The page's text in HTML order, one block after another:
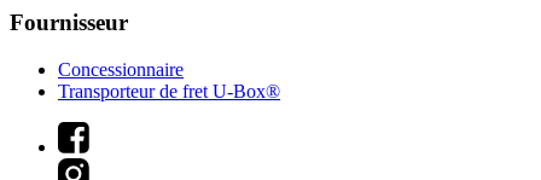
Fournisseur
Concessionnaire
Transporteur de fret U-Box®